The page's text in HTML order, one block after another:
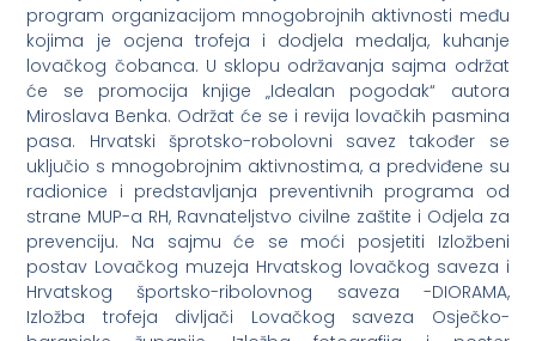
program organizacijom mnogobrojnih aktivnosti među
kojima je ocjena trofeja i dodjela medalja, kuhanje
lovačkog čobanca. U sklopu održavanja sajma održat
će se promocija knjige „Idealan pogodak“ autora
Miroslava Benka. Održat će se i revija lovačkih pasmina
pasa. Hrvatski šprotsko-robolovni savez također se
uključio s mnogobrojnim aktivnostima, a predviđene su
radionice i predstavljanja preventivnih programa od
strane MUP-a RH, Ravnateljstvo civilne zaštite i Odjela za
prevenciju. Na sajmu će se moći posjetiti Izložbeni
postav Lovačkog muzeja Hrvatskog lovačkog saveza i
Hrvatskog športsko-ribolovnog saveza -DIORAMA,
Izložba trofeja divljači Lovačkog saveza Osječko-